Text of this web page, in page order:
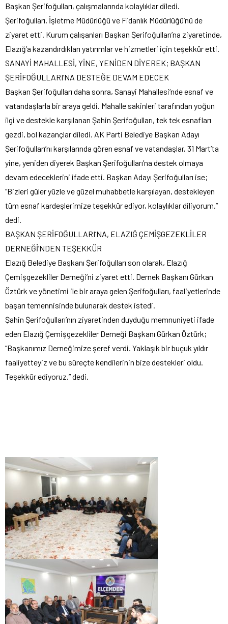
Başkan Şerifoğulları, çalışmalarında kolaylıklar diledi.
Şerifoğulları, İşletme Müdürlüğü ve Fidanlık Müdürlüğü’nü de
ziyaret etti. Kurum çalışanları Başkan Şerifoğulları’na ziyaretinde,
Elazığ’a kazandırdıkları yatırımlar ve hizmetleri için teşekkür etti.
SANAYİ MAHALLESİ, YİNE, YENİDEN DİYEREK; BAŞKAN
ŞERİFOĞULLARI’NA DESTEĞE DEVAM EDECEK
Başkan Şerifoğulları daha sonra, Sanayi Mahallesi‘nde esnaf ve
vatandaşlarla bir araya geldi. Mahalle sakinleri tarafından yoğun
ilgi ve destekle karşılanan Şahin Şerifoğulları, tek tek esnafları
gezdi, bol kazançlar diledi. AK Parti Belediye Başkan Adayı
Şerifoğulları’nı karşılarında gören esnaf ve vatandaşlar, 31 Mart’ta
yine, yeniden diyerek Başkan Şerifoğulları’na destek olmaya
devam edeceklerini ifade etti. Başkan Adayı Şerifoğulları ise;
“Bizleri güler yüzle ve güzel muhabbetle karşılayan, destekleyen
tüm esnaf kardeşlerimize teşekkür ediyor, kolaylıklar diliyorum.”
dedi.
BAŞKAN ŞERİFOĞULLARI’NA, ELAZIĞ ÇEMİŞGEZEKLİLER
DERNEĞİ’NDEN TEŞEKKÜR
Elazığ Belediye Başkanı Şerifoğulları son olarak, Elazığ
Çemişgezekliler Derneği’ni ziyaret etti. Dernek Başkanı Gürkan
Öztürk ve yönetimi ile bir araya gelen Şerifoğulları, faaliyetlerinde
başarı temennisinde bulunarak destek istedi.
Şahin Şerifoğulları’nın ziyaretinden duyduğu memnuniyeti ifade
eden Elazığ Çemişgezekliler Derneği Başkanı Gürkan Öztürk;
“Başkanımız Derneğimize şeref verdi. Yaklaşık bir buçuk yıldır
faaliyetteyiz ve bu süreçte kendilerinin bize destekleri oldu.
Teşekkür ediyoruz.” dedi.